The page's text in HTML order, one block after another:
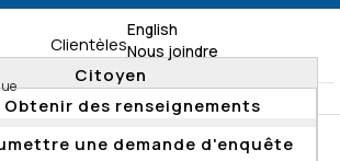
English
Nous joindre
Clientèles
Citoyen
Obtenir des renseignements
une demande d'enquête
Résumés d'enquête